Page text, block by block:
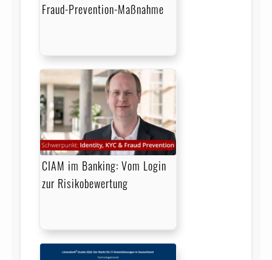
Fraud-Prevention-Maßnahme
CIAM im Banking: Vom Login
zur Risikobewertung